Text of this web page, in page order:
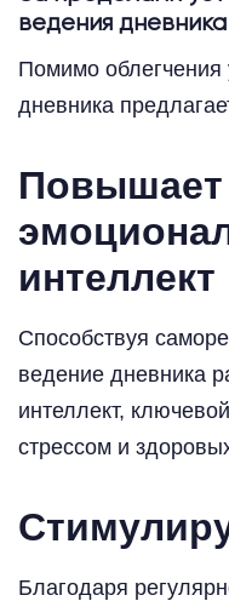
ведения дневника
Помимо облегчения
дневника
Повышает
интеллект
Способствуя
ведение дневника
интеллект,
стрессом и
Благодаря